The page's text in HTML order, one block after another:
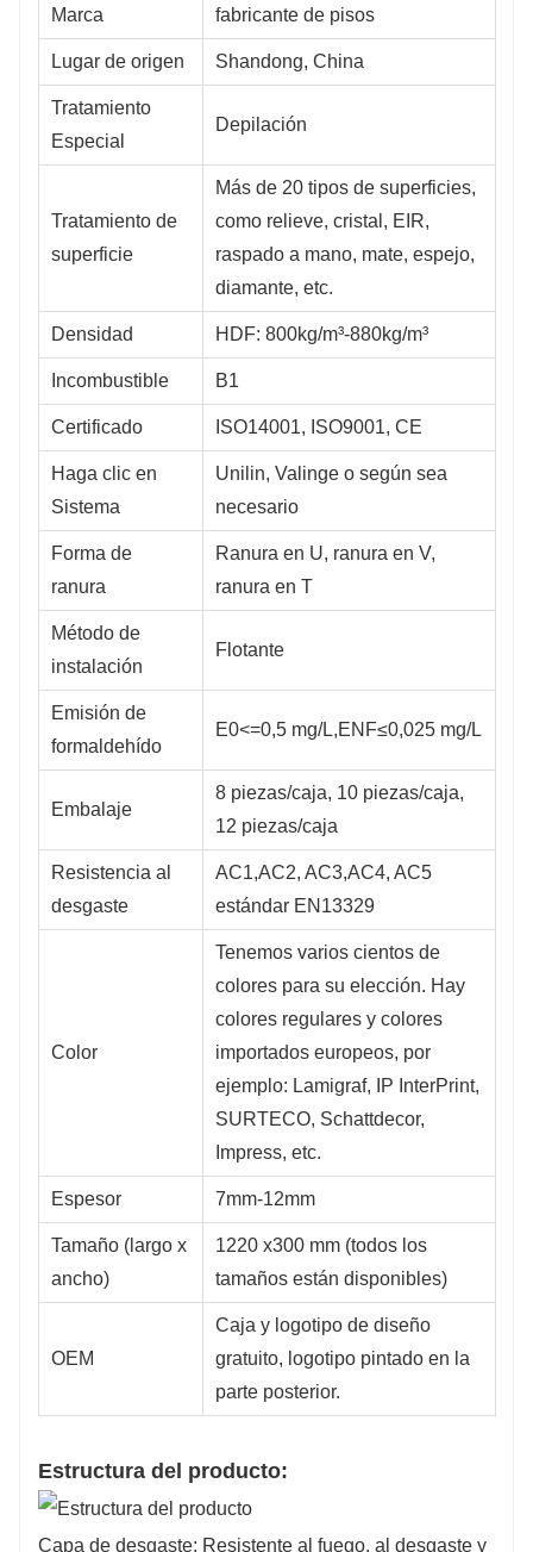
Marca fabricante de pisos
Lugar de origen Shandong, China
Tratamiento
Especial
Depilación
Tratamiento de
superficie
Más de 20 tipos de superficies,
como relieve, cristal, EIR,
raspado a mano, mate, espejo,
diamante, etc.
Densidad HDF: 800kg/m³-880kg/m³
Incombustible B1
Certificado ISO14001, ISO9001, CE
Haga clic en
Sistema
Unilin, Valinge o según sea
necesario
Forma de
ranura
Ranura en U, ranura en V,
ranura en T
Método de
instalación
Flotante
Emisión de
formaldehído
E0<=0,5 mg/L,ENF≤0,025 mg/L
Embalaje
8 piezas/caja, 10 piezas/caja,
12 piezas/caja
Resistencia al
desgaste
AC1,AC2, AC3,AC4, AC5
estándar EN13329
Color
Tenemos varios cientos de
colores para su elección. Hay
colores regulares y colores
importados europeos, por
ejemplo: Lamigraf, IP InterPrint,
SURTECO, Schattdecor,
Impress, etc.
Espesor 7mm-12mm
Tamaño (largo x
ancho)
1220 x300 mm (todos los
tamaños están disponibles)
OEM
Caja y logotipo de diseño
gratuito, logotipo pintado en la
parte posterior.
Estructura del producto:
Capa de desgaste: Resistente al fuego, al desgaste y